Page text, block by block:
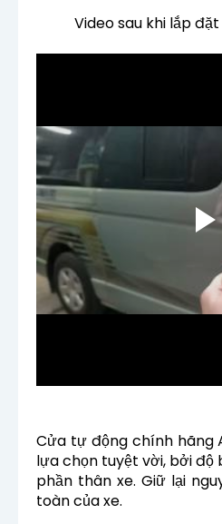
Video sau khi lắp
Cửa tự động chính hãng
lựa chọn tuyệt vời, bởi độ
phần thân xe. Giữ lại
toàn của xe.